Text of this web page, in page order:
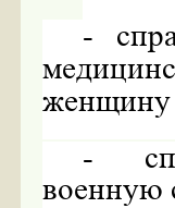
-
женщину
-
военную